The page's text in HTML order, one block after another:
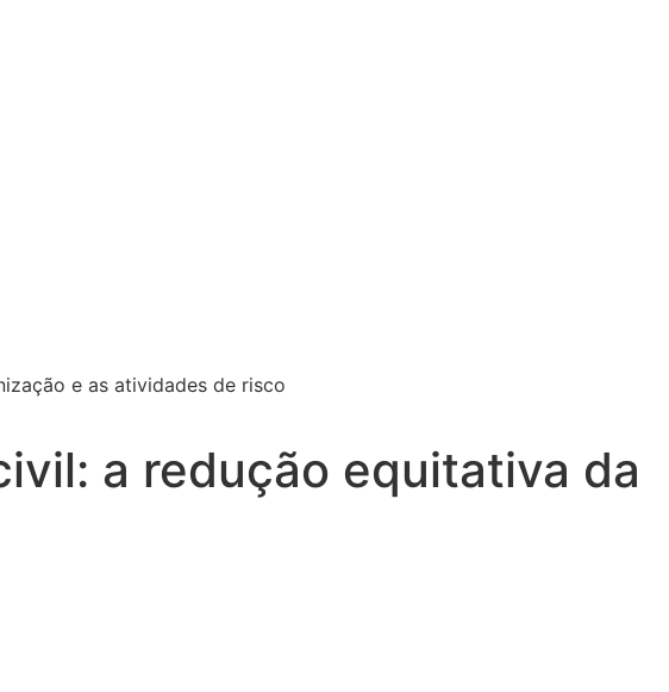
e as atividades de risco
a redução equitativa da